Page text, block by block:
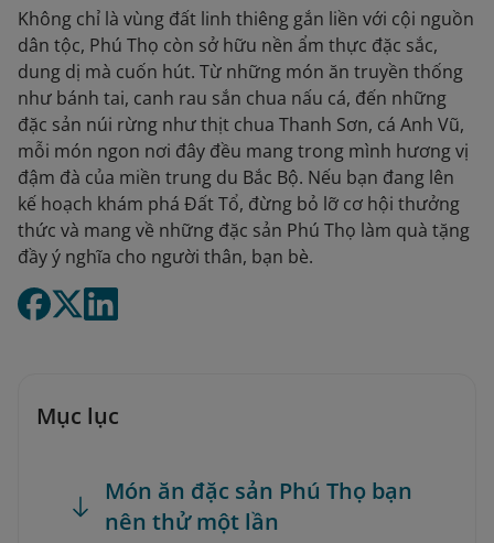
Không chỉ là vùng đất linh thiêng gắn liền với cội nguồn
dân tộc, Phú Thọ còn sở hữu nền ẩm thực đặc sắc,
dung dị mà cuốn hút. Từ những món ăn truyền thống
như bánh tai, canh rau sắn chua nấu cá, đến những
đặc sản núi rừng như thịt chua Thanh Sơn, cá Anh Vũ,
mỗi món ngon nơi đây đều mang trong mình hương vị
đậm đà của miền trung du Bắc Bộ. Nếu bạn đang lên
kế hoạch khám phá Đất Tổ, đừng bỏ lỡ cơ hội thưởng
thức và mang về những đặc sản Phú Thọ làm quà tặng
đầy ý nghĩa cho người thân, bạn bè.
Mục lục
Món ăn đặc sản Phú Thọ bạn
nên thử một lần